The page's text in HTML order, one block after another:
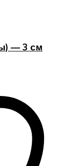
— 3 см